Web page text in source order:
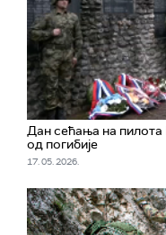
Дан сећања на
од погибије
17. 05. 2026.